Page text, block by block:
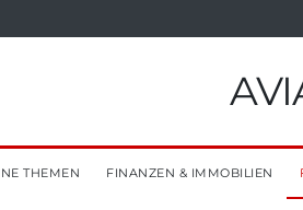
THEMEN FINANZEN & IMMOBILIEN